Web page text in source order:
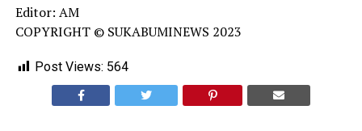
Editor: AM
COPYRIGHT © SUKABUMINEWS 2023
Post Views: 564